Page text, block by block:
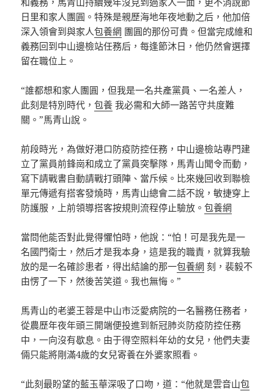
日里和家人團圓。特殊是親歷海地年夜地動之后，他加倍
深入領會到與家人包養網 團圓的那份可貴。但當完成維和
義務回到中山邊檢站任務后，每逢節沐日，他仍然會選擇
留在職位上。
“誰都想和家人團圓，但我是一名共產黨員、一名差人，
此刻是特別時代，包養 我必需和大師一路苦守共度難
關。”馬青山說。
前段時光，為做好港口防疫防控任務，中山邊檢站專門建
立了黨員前鋒崗和成立了黨員突擊隊，馬青山聞令而動，
寫下請戰書自動請戰打頭陣、當斥候。比來幾回收到聯檢
單元傳遞有搭客發燒時，馬青山總會二話不說，敏捷穿上
防護服，上前領導搭客按規則流程停止驗放。包養網
當問他能否對此覺得懼怕時，他說：“怕！可是我先是一
名國門衛士，然后才是我本身，這是我的職責，就算我驗
放的是一名確診患者，得出結論的那一包養網 刻，裴毅不
由愣了一下，然後苦笑道。我也無悔。”
馬青山的老婆王蓉是中山市泛愛病院的一名醫務任務者，
從農歷年夜年頭三開端便投進到新冠肺炎防疫防控任務
中，一向沒有歇息。由于得空照料年幼的女兒，他們夫妻
倆只能將剛滿4歲的女兒寄養在外婆家照看。
“此刻最盼望的藍玉華深吸了口吻，道：“他就是雲音山包